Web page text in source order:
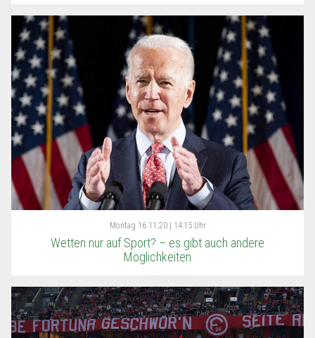
Montag 16.11.20 | 14:15 Uhr
Wetten nur auf Sport? – es gibt auch andere
Möglichkeiten